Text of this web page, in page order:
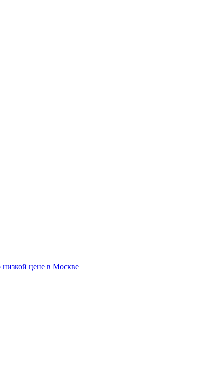
низкой цене в Москве